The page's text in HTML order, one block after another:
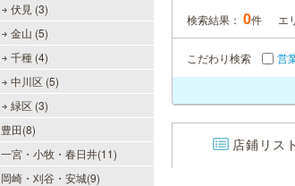
伏見 (3)
金山 (5)
千種 (4)
中川区 (5)
緑区 (3)
豊田(8)
一宮・小牧・春日井(11)
岡崎・刈谷・安城(9)
検索結果： 0件 エ
こだわり検索 営
店鋪リスト